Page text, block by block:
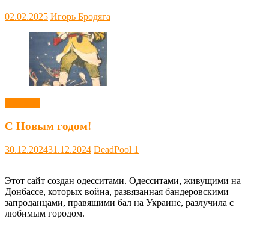
02.02.2025 Игорь Бродяга
С Новым годом!
30.12.202431.12.2024 DeadPool 1
Этот сайт создан одесситами. Одесситами, живущими на
Донбассе, которых война, развязанная бандеровскими
запроданцами, правящими бал на Украине, разлучила с
любимым городом.